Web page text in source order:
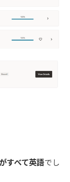
すべて英語でし